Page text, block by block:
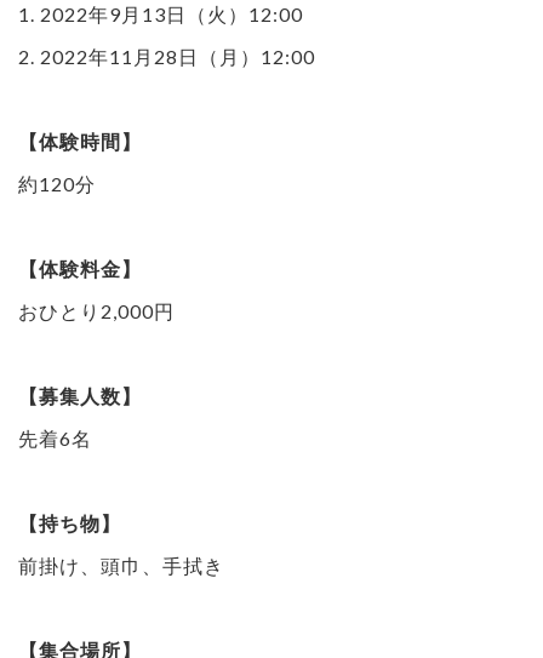
1. 2022年9月13日（火）12:00
2. 2022年11月28日（月）12:00
【体験時間】
約120分
【体験料金】
おひとり2,000円
【募集人数】
先着6名
【持ち物】
前掛け、頭巾、手拭き
【集合場所】